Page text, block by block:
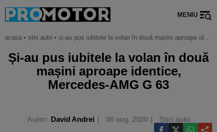
MENIU
acasa • știri auto • și-au pus iubitele la volan în două mașini aproape identice, mercedes-amg g 63
Și-au pus iubitele la volan în două
mașini aproape identice,
Mercedes-AMG G 63
Autor: David Andrei 06 aug. 2020 Știri auto